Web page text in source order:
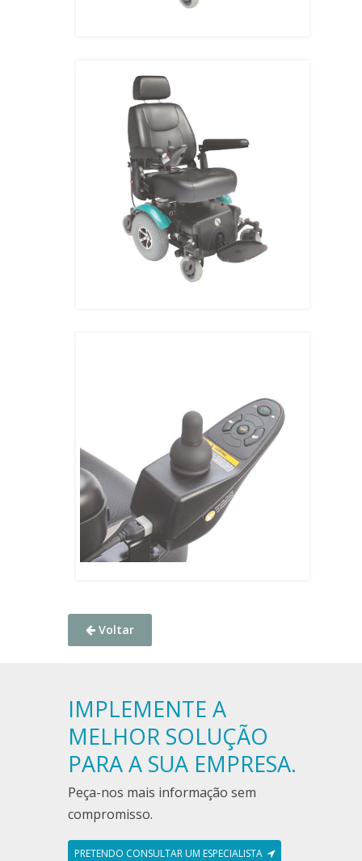
Voltar
IMPLEMENTE A
MELHOR SOLUÇÃO
PARA A SUA EMPRESA.
Peça-nos mais informação sem
compromisso.
PRETENDO CONSULTAR UM ESPECIALISTA